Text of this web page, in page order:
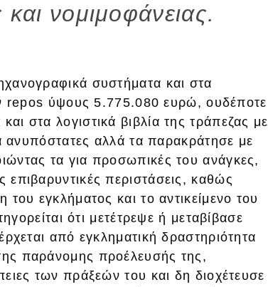
και νομιμοφάνειας.
συστήματα και στα
repos ύψους 5.775.080 ευρώ, ουδέποτε
στα λογιστικά βιβλία της τράπεζας με
ανυπόστατες αλλά τα παρακράτησε με
τα για προσωπικές του ανάγκες,
περιστάσεις, καθώς
εγκλήματος και το αντικείμενο του
ότι μετέτρεψε ή μεταβίβασε
από εγκληματική δραστηριότητα
παράνομης προέλευσής της,
των πράξεών του και δη διοχέτευσε